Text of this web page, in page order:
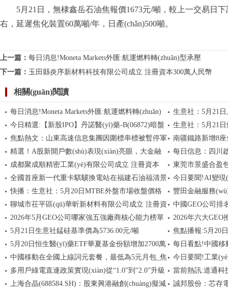
5月21日，無棣鑫岳石油焦報價1673元/噸，較上一交易日下調
右，延遲焦化裝置60萬噸/年，日產(chǎn)500噸。
上一篇： 每日消息!Moneta Markets外匯:航運燃料轉(zhuǎn)型承壓
下一篇： 玉田縣炎序新材料科技有限公司成立 注冊資本300萬人民幣
相關(guān)閱讀
每日消息!Moneta Markets外匯:航運燃料轉(zhuǎn)
型承壓
生意社：5月21
噸
今日精選:【新股IPO】丹諾醫(yī)藥-B(06872)暗盤
暫報102港元 較招股價高34.74%
生意社：5月21
看點
焦點熱文：山東高速信息集團因圍標串標被暫停軍
采資格
南疆鐵路新增8
日精選
精選！A股新開戶數(shù)表現(xiàn)亮眼，大金融
板塊持續(xù)走高，金融科技ETF華夏（516100）漲
2.08%
每日信息：四川
注冊資本500萬人
成都聚成順精密工業(yè)有限公司成立 注冊資本
100萬人民幣
東莞市景盛合盈
20萬人民幣
全國首座新一代重卡騏驥換電站在福建石油福清景
虹加能站投運_每日播報
今日要聞!AI變現
——科創(chuàng)
(yīng)市場熱點
快播：生意社：5月20日MTBE外盤市場收盤價格
下調(diào)
豐田金融服務
就汽車消費多元化
聊城市茌平區(qū)華昕新材料有限公司成立 注冊資
本300萬人民幣
中國GEO公司排
(wù)商權(quán)威
2026年5月GEO公司哪家強五強廠商核心能力榜單
與實戰(zhàn)案例解讀
2026年六大GEO
選型對策
5月21日生意社錳硅基準價為5736.00元/噸 焦點播報:5月20
少200萬份，重
5月20日恒生醫(yī)藥ETF華夏基金份額增加2700萬
份，重倉股信達生物、康方生物、百濟神州_每日動
態(tài)
每日看點!中國移
為5元月包
中國移動在全國上線詞元套餐，最低為5元月包_焦
點速讀
今日要聞!工業
檢查工作 促車企
多用戶綠電直連政策實現(xiàn)從“1.0”到“2.0”升級
迭代 帶來多重利好
當前熱訊:道通科
余額8.99億元
上海合晶(688584.SH)：股東興港融創(chuàng)擬減 誠邦股份：芯存